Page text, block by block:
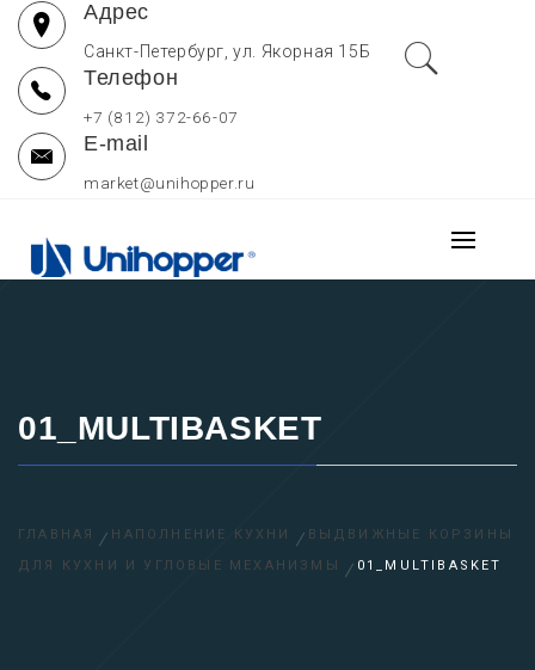
Перейти
содержимому
Адрес
Санкт-Петербург, ул. Якорная 15Б
Телефон
+7 (812) 372-66-07
E-mail
market@unihopper.ru
UNIHOPPER РОССИЯ
МЕБЕЛЬНЫЕ
Основное
меню
01_MULTIBASKET
ГЛАВНАЯ НАПОЛНЕНИЕ КУХНИ
ВЫДВИЖНЫЕ КОРЗИНЫ
ДЛЯ КУХНИ И УГЛОВЫЕ МЕХАНИЗМЫ
01_MULTIBASKET